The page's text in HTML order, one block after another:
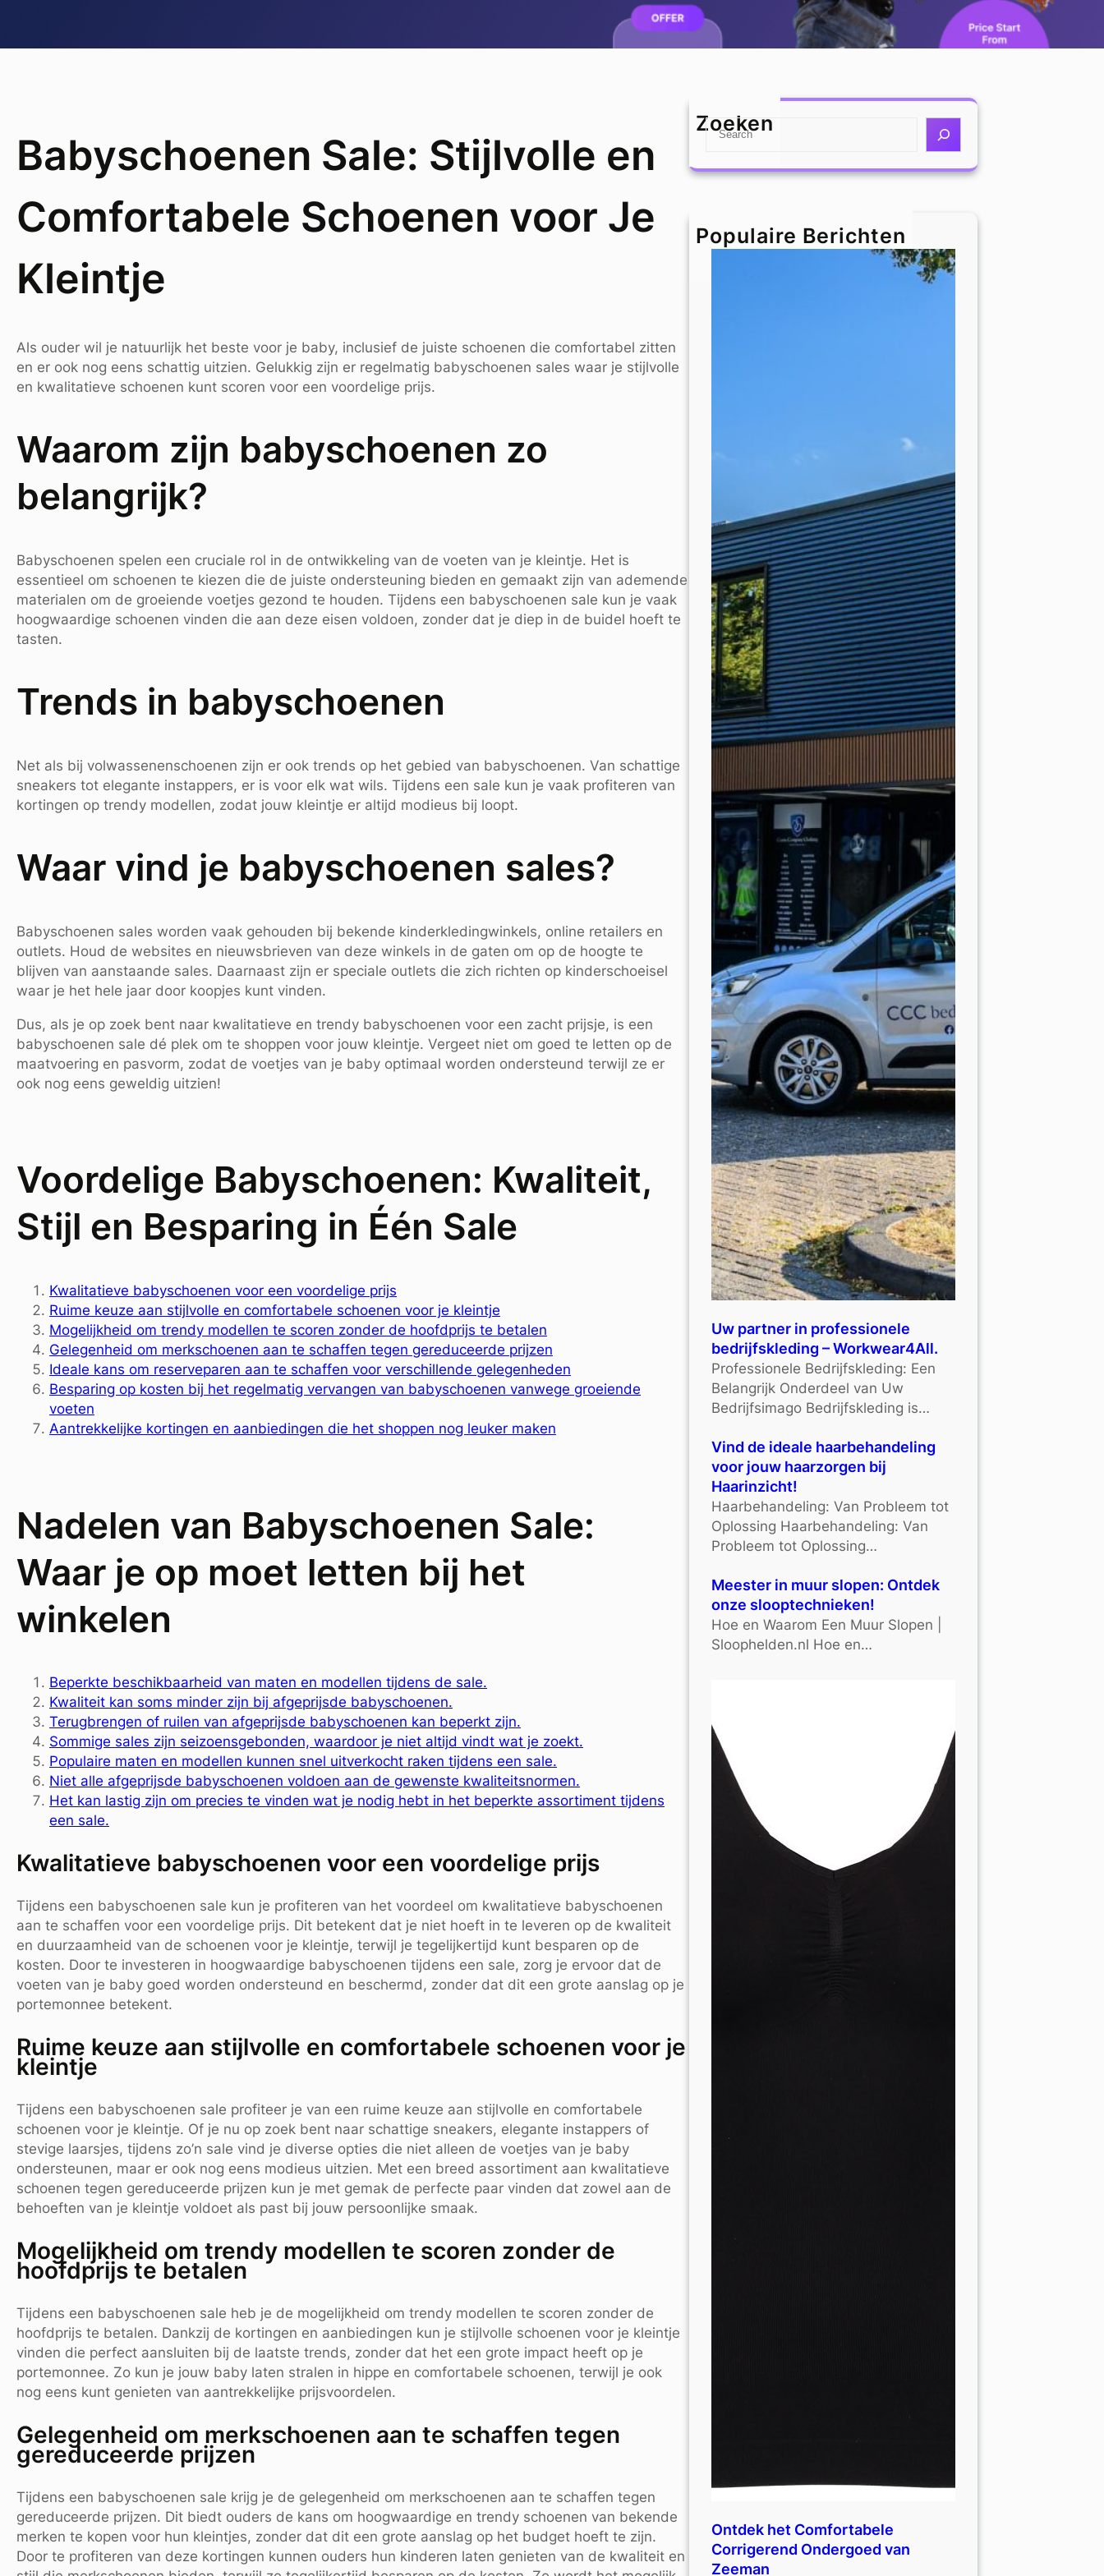
Babyschoenen Sale: Stijlvolle en
Comfortabele Schoenen voor Je
Kleintje
Als ouder wil je natuurlijk het beste voor je baby, inclusief de juiste schoenen die comfortabel zitten
en er ook nog eens schattig uitzien. Gelukkig zijn er regelmatig babyschoenen sales waar je stijlvolle
en kwalitatieve schoenen kunt scoren voor een voordelige prijs.
Waarom zijn babyschoenen zo
belangrijk?
Babyschoenen spelen een cruciale rol in de ontwikkeling van de voeten van je kleintje. Het is
essentieel om schoenen te kiezen die de juiste ondersteuning bieden en gemaakt zijn van ademende
materialen om de groeiende voetjes gezond te houden. Tijdens een babyschoenen sale kun je vaak
hoogwaardige schoenen vinden die aan deze eisen voldoen, zonder dat je diep in de buidel hoeft te
tasten.
Trends in babyschoenen
Net als bij volwassenenschoenen zijn er ook trends op het gebied van babyschoenen. Van schattige
sneakers tot elegante instappers, er is voor elk wat wils. Tijdens een sale kun je vaak profiteren van
kortingen op trendy modellen, zodat jouw kleintje er altijd modieus bij loopt.
Waar vind je babyschoenen sales?
Babyschoenen sales worden vaak gehouden bij bekende kinderkledingwinkels, online retailers en
outlets. Houd de websites en nieuwsbrieven van deze winkels in de gaten om op de hoogte te
blijven van aanstaande sales. Daarnaast zijn er speciale outlets die zich richten op kinderschoeisel
waar je het hele jaar door koopjes kunt vinden.
Dus, als je op zoek bent naar kwalitatieve en trendy babyschoenen voor een zacht prijsje, is een
babyschoenen sale dé plek om te shoppen voor jouw kleintje. Vergeet niet om goed te letten op de
maatvoering en pasvorm, zodat de voetjes van je baby optimaal worden ondersteund terwijl ze er
ook nog eens geweldig uitzien!
Voordelige Babyschoenen: Kwaliteit,
Stijl en Besparing in Één Sale
Kwalitatieve babyschoenen voor een voordelige prijs
Ruime keuze aan stijlvolle en comfortabele schoenen voor je kleintje
Mogelijkheid om trendy modellen te scoren zonder de hoofdprijs te betalen
Gelegenheid om merkschoenen aan te schaffen tegen gereduceerde prijzen
Ideale kans om reserveparen aan te schaffen voor verschillende gelegenheden
Besparing op kosten bij het regelmatig vervangen van babyschoenen vanwege groeiende
voeten
Aantrekkelijke kortingen en aanbiedingen die het shoppen nog leuker maken
Nadelen van Babyschoenen Sale:
Waar je op moet letten bij het
winkelen
Beperkte beschikbaarheid van maten en modellen tijdens de sale.
Kwaliteit kan soms minder zijn bij afgeprijsde babyschoenen.
Terugbrengen of ruilen van afgeprijsde babyschoenen kan beperkt zijn.
Sommige sales zijn seizoensgebonden, waardoor je niet altijd vindt wat je zoekt.
Populaire maten en modellen kunnen snel uitverkocht raken tijdens een sale.
Niet alle afgeprijsde babyschoenen voldoen aan de gewenste kwaliteitsnormen.
Het kan lastig zijn om precies te vinden wat je nodig hebt in het beperkte assortiment tijdens
een sale.
Kwalitatieve babyschoenen voor een voordelige prijs
Tijdens een babyschoenen sale kun je profiteren van het voordeel om kwalitatieve babyschoenen
aan te schaffen voor een voordelige prijs. Dit betekent dat je niet hoeft in te leveren op de kwaliteit
en duurzaamheid van de schoenen voor je kleintje, terwijl je tegelijkertijd kunt besparen op de
kosten. Door te investeren in hoogwaardige babyschoenen tijdens een sale, zorg je ervoor dat de
voeten van je baby goed worden ondersteund en beschermd, zonder dat dit een grote aanslag op je
portemonnee betekent.
Ruime keuze aan stijlvolle en comfortabele schoenen voor je
kleintje
Tijdens een babyschoenen sale profiteer je van een ruime keuze aan stijlvolle en comfortabele
schoenen voor je kleintje. Of je nu op zoek bent naar schattige sneakers, elegante instappers of
stevige laarsjes, tijdens zo’n sale vind je diverse opties die niet alleen de voetjes van je baby
ondersteunen, maar er ook nog eens modieus uitzien. Met een breed assortiment aan kwalitatieve
schoenen tegen gereduceerde prijzen kun je met gemak de perfecte paar vinden dat zowel aan de
behoeften van je kleintje voldoet als past bij jouw persoonlijke smaak.
Mogelijkheid om trendy modellen te scoren zonder de
hoofdprijs te betalen
Tijdens een babyschoenen sale heb je de mogelijkheid om trendy modellen te scoren zonder de
hoofdprijs te betalen. Dankzij de kortingen en aanbiedingen kun je stijlvolle schoenen voor je kleintje
vinden die perfect aansluiten bij de laatste trends, zonder dat het een grote impact heeft op je
portemonnee. Zo kun je jouw baby laten stralen in hippe en comfortabele schoenen, terwijl je ook
nog eens kunt genieten van aantrekkelijke prijsvoordelen.
Gelegenheid om merkschoenen aan te schaffen tegen
gereduceerde prijzen
Tijdens een babyschoenen sale krijg je de gelegenheid om merkschoenen aan te schaffen tegen
gereduceerde prijzen. Dit biedt ouders de kans om hoogwaardige en trendy schoenen van bekende
merken te kopen voor hun kleintjes, zonder dat dit een grote aanslag op het budget hoeft te zijn.
Door te profiteren van deze kortingen kunnen ouders hun kinderen laten genieten van de kwaliteit en
Zoeken
S
a
h
Populaire Berichten
Uw partner in professionele
bedrijfskleding – Workwear4All.
Professionele Bedrijfskleding: Een
Belangrijk Onderdeel van Uw
Bedrijfsimago Bedrijfskleding is…
Vind de ideale haarbehandeling
voor jouw haarzorgen bij
Haarinzicht!
Haarbehandeling: Van Probleem tot
Oplossing Haarbehandeling: Van
Probleem tot Oplossing…
Meester in muur slopen: Ontdek
onze slooptechnieken!
Hoe en Waarom Een Muur Slopen |
Sloophelden.nl Hoe en…
Ontdek het Comfortabele
Corrigerend Ondergoed van
Zeeman